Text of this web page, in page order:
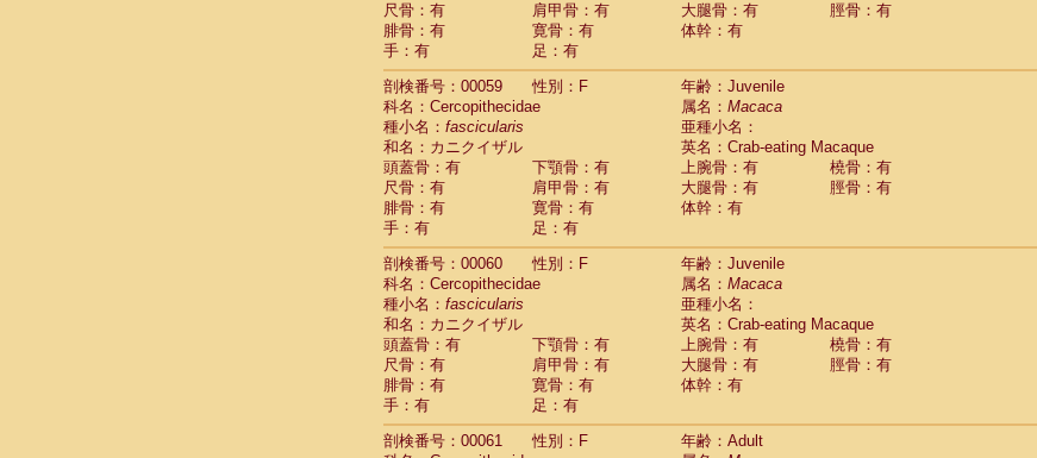
尺骨：有
肩甲骨：有 大腿骨：有
脛骨：有
腓骨：有
寛骨：有
体幹：有
手：有
足：有
剖検番号：00059
性別：F
年齢：Juvenile
科名：Cercopithecidae
属名： Macaca
種小名： fascicularis
亜種小名：
和名：カニクイザル
英名：Crab-eating Macaque
頭蓋骨：有
下顎骨：有 上腕骨：有
橈骨：有
尺骨：有
肩甲骨：有 大腿骨：有
脛骨：有
腓骨：有
寛骨：有
体幹：有
手：有
足：有
剖検番号：00060
性別：F
年齢：Juvenile
科名：Cercopithecidae
属名： Macaca
種小名： fascicularis
亜種小名：
和名：カニクイザル
英名：Crab-eating Macaque
頭蓋骨：有
下顎骨：有 上腕骨：有
橈骨：有
尺骨：有
肩甲骨：有 大腿骨：有
脛骨：有
腓骨：有
寛骨：有
体幹：有
手：有
足：有
剖検番号：00061
性別：F
年齢：Adult